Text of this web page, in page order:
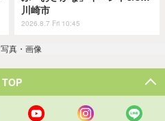
川崎市
2026.8.7 Fri 10:45
写真・画像
TOP